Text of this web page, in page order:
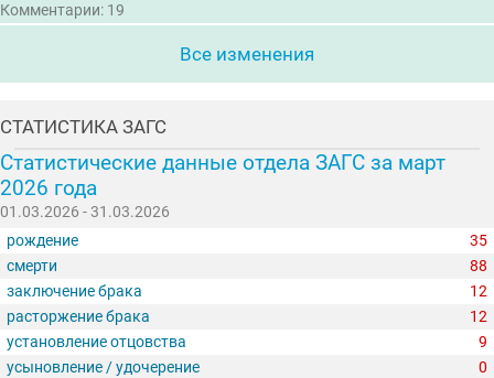
Комментарии: 19
Все изменения
СТАТИСТИКА ЗАГС
Статистические данные отдела ЗАГС за март
2026 года
01.03.2026 - 31.03.2026
рождение
35
смерти
88
заключение брака
12
расторжение брака
12
установление отцовства
9
усыновление / удочерение
0